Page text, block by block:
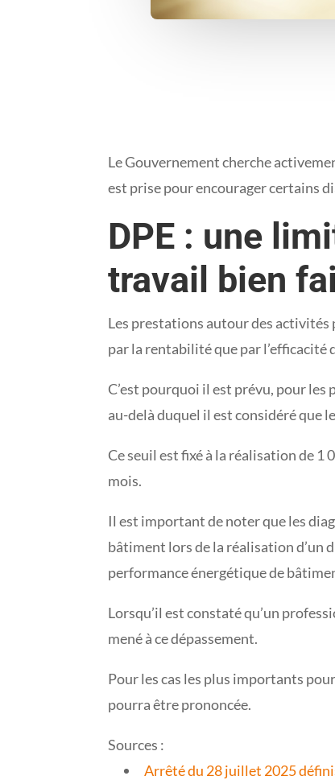
Le Gouvernement cherche
est prise pour encourager certains
DPE : une
travail bien
Les prestations autour des
par la rentabilité que par l’efficacité
C’est pourquoi il est prévu, pour
au-delà duquel il est considéré que
Ce seuil est fixé à la réalisation de
mois.
Il est important de noter que les
bâtiment lors de la réalisation d’un
performance énergétique de
Lorsqu’il est constaté qu’un
mené à ce dépassement.
Pour les cas les plus importants
pourra être prononcée.
Sources :
Arrêté du 28 juillet 2025